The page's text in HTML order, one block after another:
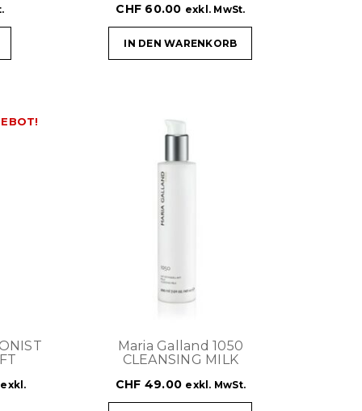
CHF 60.00 exkl. MwSt.
IN DEN WARENKORB
exkl.
Maria Galland 1050
CLEANSING MILK
CHF 49.00 exkl. MwSt.